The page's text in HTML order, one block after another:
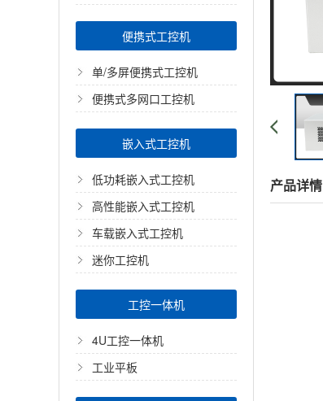
便携式工控机
单/多屏便携式工控机
便携式多网口工控机
嵌入式工控机
低功耗嵌入式工控机
高性能嵌入式工控机
车载嵌入式工控机
迷你工控机
工控一体机
4U工控一体机
工业平板
产品详情